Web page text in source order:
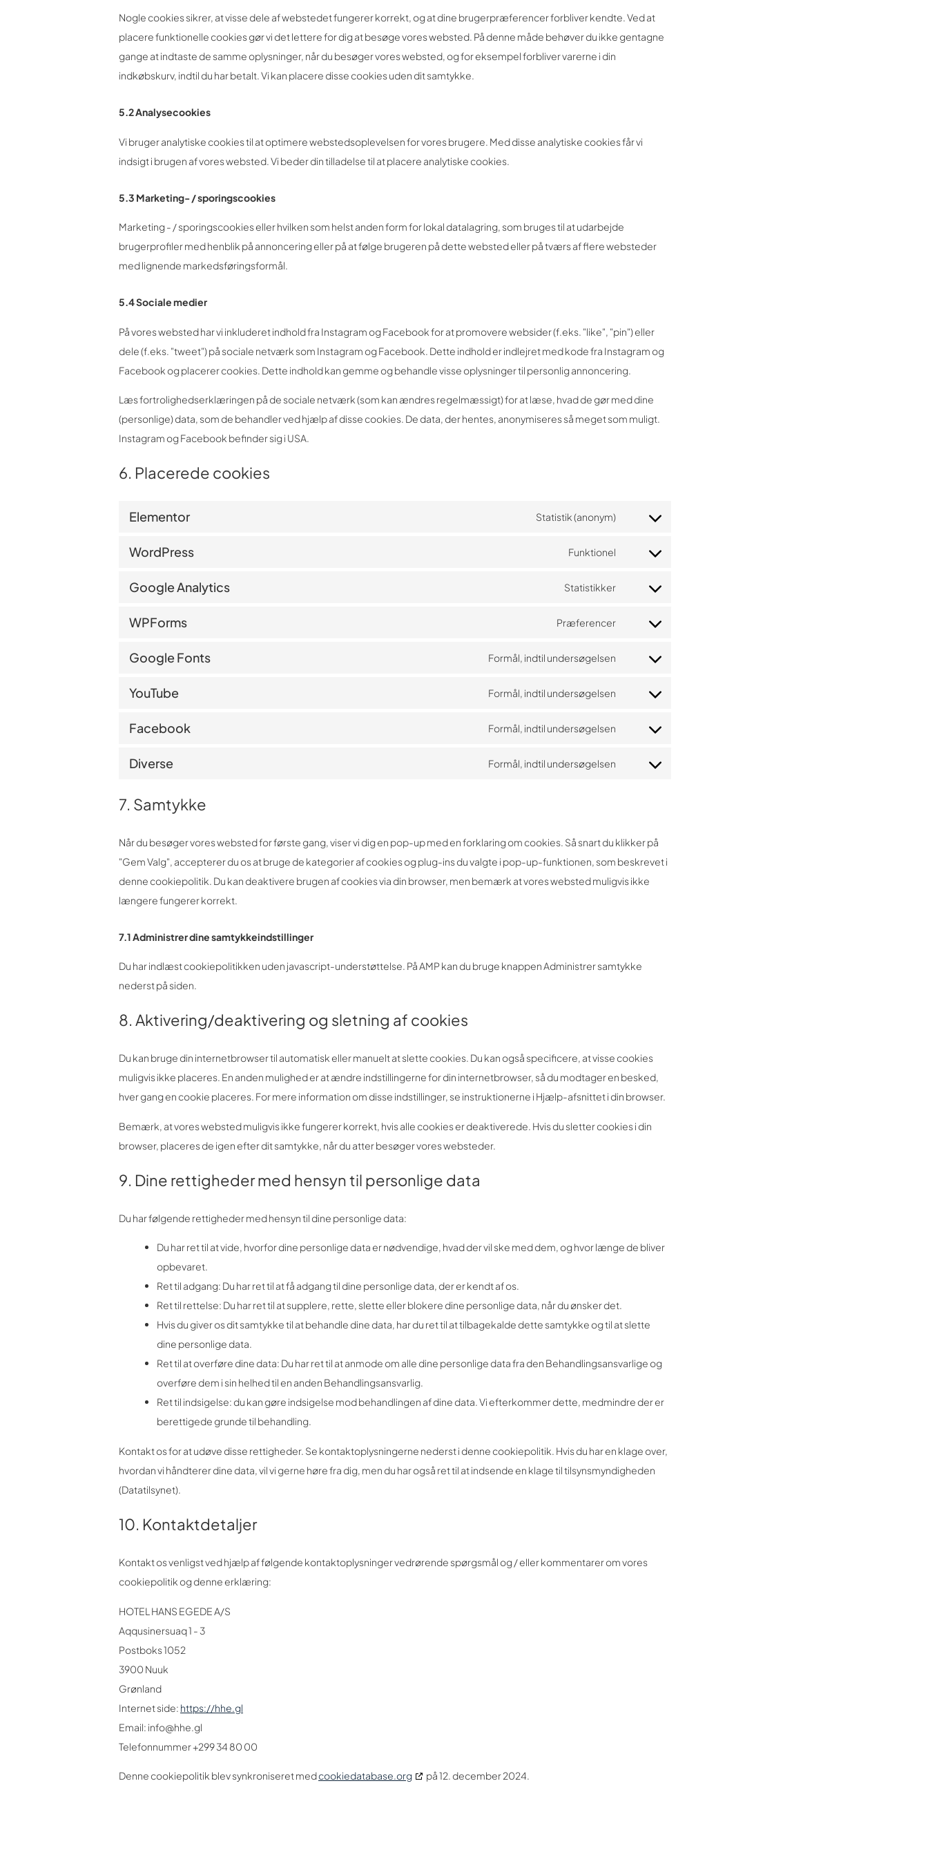
Nogle cookies sikrer, at visse dele af webstedet fungerer korrekt, og at dine brugerpræferencer forbliver kendte. Ved at
placere funktionelle cookies gør vi det lettere for dig at besøge vores websted. På denne måde behøver du ikke gentagne
gange at indtaste de samme oplysninger, når du besøger vores websted, og for eksempel forbliver varerne i din
indkøbskurv, indtil du har betalt. Vi kan placere disse cookies uden dit samtykke.
5.2 Analysecookies
Vi bruger analytiske cookies til at optimere webstedsoplevelsen for vores brugere. Med disse analytiske cookies får vi
indsigt i brugen af ​​vores websted. Vi beder din tilladelse til at placere analytiske cookies.
5.3 Marketing- / sporingscookies
Marketing - / sporingscookies eller hvilken som helst anden form for lokal datalagring, som bruges til at udarbejde
brugerprofiler med henblik på annoncering eller på at følge brugeren på dette websted eller på tværs af flere websteder
med lignende markedsføringsformål.
5.4 Sociale medier
På vores websted har vi inkluderet indhold fra Instagram og Facebook for at promovere websider (f.eks. "like", "pin") eller
dele (f.eks. "tweet") på sociale netværk som Instagram og Facebook. Dette indhold er indlejret med kode fra Instagram og
Facebook og placerer cookies. Dette indhold kan gemme og behandle visse oplysninger til personlig annoncering.
Læs fortrolighedserklæringen på de sociale netværk (som kan ændres regelmæssigt) for at læse, hvad de gør med dine
(personlige) data, som de behandler ved hjælp af disse cookies. De data, der hentes, anonymiseres så meget som muligt.
Instagram og Facebook befinder sig i USA.
6. Placerede cookies
Elementor Statistik (anonym)
WordPress Funktionel
Google Analytics Statistikker
WPForms Præferencer
Google Fonts Formål, indtil undersøgelsen
YouTube Formål, indtil undersøgelsen
Facebook Formål, indtil undersøgelsen
Diverse Formål, indtil undersøgelsen
7. Samtykke
Når du besøger vores websted for første gang, viser vi dig en pop-up med en forklaring om cookies. Så snart du klikker på
"Gem Valg", accepterer du os at bruge de kategorier af cookies og plug-ins du valgte i pop-up-funktionen, som beskrevet i
denne cookiepolitik. Du kan deaktivere brugen af ​​cookies via din browser, men bemærk at vores websted muligvis ikke
længere fungerer korrekt.
7.1 Administrer dine samtykkeindstillinger
Du har indlæst cookiepolitikken uden javascript-understøttelse. På AMP kan du bruge knappen Administrer samtykke
nederst på siden.
8. Aktivering/deaktivering og sletning af cookies
Du kan bruge din internetbrowser til automatisk eller manuelt at slette cookies. Du kan også specificere, at visse cookies
muligvis ikke placeres. En anden mulighed er at ændre indstillingerne for din internetbrowser, så du modtager en besked,
hver gang en cookie placeres. For mere information om disse indstillinger, se instruktionerne i Hjælp-afsnittet i din browser.
Bemærk, at vores websted muligvis ikke fungerer korrekt, hvis alle cookies er deaktiverede. Hvis du sletter cookies i din
browser, placeres de igen efter dit samtykke, når du atter besøger vores websteder.
9. Dine rettigheder med hensyn til personlige data
Du har følgende rettigheder med hensyn til dine personlige data:
Du har ret til at vide, hvorfor dine personlige data er nødvendige, hvad der vil ske med dem, og hvor længe de bliver
opbevaret.
Ret til adgang: Du har ret til at få adgang til dine personlige data, der er kendt af os.
Ret til rettelse: Du har ret til at supplere, rette, slette eller blokere dine personlige data, når du ønsker det.
Hvis du giver os dit samtykke til at behandle dine data, har du ret til at tilbagekalde dette samtykke og til at slette
dine personlige data.
Ret til at overføre dine data: Du har ret til at anmode om alle dine personlige data fra den Behandlingsansvarlige og
overføre dem i sin helhed til en anden Behandlingsansvarlig.
Ret til indsigelse: du kan gøre indsigelse mod behandlingen af ​​dine data. Vi efterkommer dette, medmindre der er
berettigede grunde til behandling.
Kontakt os for at udøve disse rettigheder. Se kontaktoplysningerne nederst i denne cookiepolitik. Hvis du har en klage over,
hvordan vi håndterer dine data, vil vi gerne høre fra dig, men du har også ret til at indsende en klage til tilsynsmyndigheden
(Datatilsynet).
10. Kontaktdetaljer
Kontakt os venligst ved hjælp af følgende kontaktoplysninger vedrørende spørgsmål og / eller kommentarer om vores
cookiepolitik og denne erklæring:
HOTEL HANS EGEDE A/S
Aqqusinersuaq 1 - 3
Postboks 1052
3900 Nuuk
Grønland
Internet side: https://hhe.gl
Email: info@hhe.gl
Telefonnummer +299 34 80 00
Denne cookiepolitik blev synkroniseret medcookiedatabase.org på 12. december 2024.